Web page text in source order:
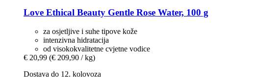
Love Ethical Beauty Gentle Rose Water, 100 g
za osjetljive i suhe tipove kože
intenzivna hidratacija
od visokokvalitetne cvjetne vodice
€ 20,99 (€ 209,90 / kg)
Dostava do 12. kolovoza